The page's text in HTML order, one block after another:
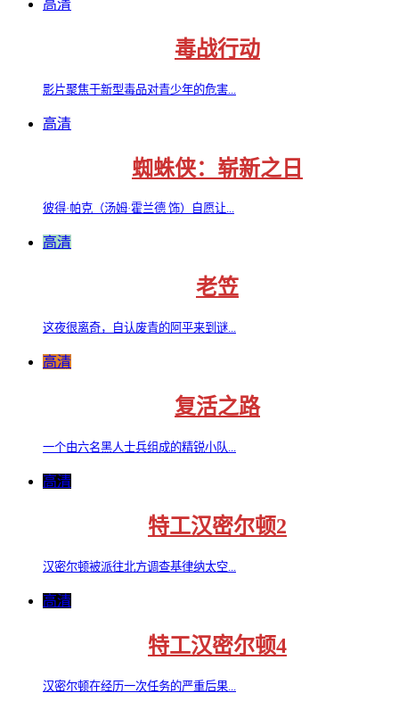
高清
毒战行动
影片聚焦于新型毒品对青少年的危害...
高清
蜘蛛侠：崭新之日
彼得·帕克（汤姆·霍兰德 饰）自愿让...
高清
老笠
这夜很离奇，自认废青的阿平来到谜...
高清
复活之路
一个由六名黑人士兵组成的精锐小队...
高清
特工汉密尔顿2
汉密尔顿被派往北方调查基律纳太空...
高清
特工汉密尔顿4
汉密尔顿在经历一次任务的严重后果...